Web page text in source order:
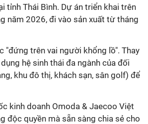
tỉnh Thái Bình. Dự án triển khai trên
năm 2026, đi vào sản xuất từ tháng
"đứng trên vai người khổng lồ". Thay
hệ sinh thái đa ngành của đối
khu đô thị, khách sạn, sân golf) để
kinh doanh Omoda & Jaecoo Việt
độc quyền mà sẵn sàng chia sẻ cho